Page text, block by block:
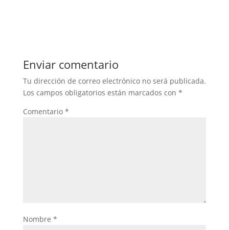
Enviar comentario
Tu dirección de correo electrónico no será publicada.
Los campos obligatorios están marcados con *
Comentario *
Nombre *